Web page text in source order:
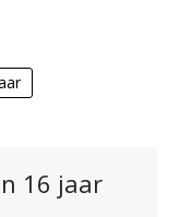
16 jaar